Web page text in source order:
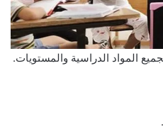
المواد الدراسية والمستويات.